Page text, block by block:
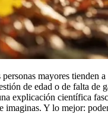
mayores tienden
de edad o de falta de
explicación científica
imaginas. Y lo mejor: